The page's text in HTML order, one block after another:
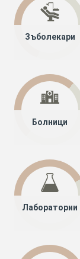
Зъболекари
Болници
Лаборатории